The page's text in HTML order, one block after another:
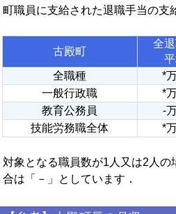
町職員に支給された退職手当の支
古殿町
全
全職種
*
一般行政職
*
教育公務員
-
技能労務職全体
*
対象となる職員数が1人又は2人
合は「－」としています．